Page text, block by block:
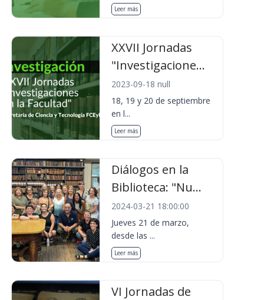
Leer más
XXVII Jornadas
"Investigacione...
2023-09-18 null
18, 19 y 20 de septiembre
en l...
Leer más
Diálogos en la
Biblioteca: "Nu...
2024-03-21 18:00:00
Jueves 21 de marzo,
desde las ...
Leer más
VI Jornadas de